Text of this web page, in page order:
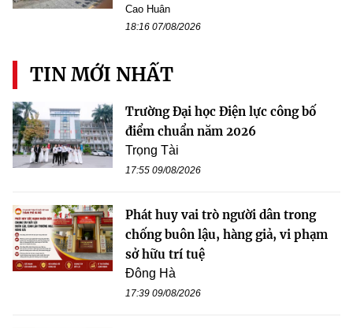
Cao Huân
18:16 07/08/2026
TIN MỚI NHẤT
Trường Đại học Điện lực công bố
điểm chuẩn năm 2026
Trọng Tài
17:55 09/08/2026
Phát huy vai trò người dân trong
chống buôn lậu, hàng giả, vi phạm
sở hữu trí tuệ
Đông Hà
17:39 09/08/2026